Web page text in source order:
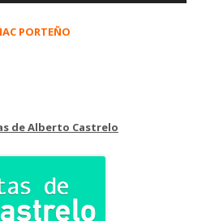
PORTEÑO
de Alberto Castrelo